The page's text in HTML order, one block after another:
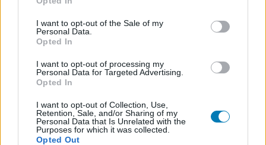
use your data for below specified purposes in below Google
consent section.
I want to opt-out of the Sale of my
Personal Data.
Opted In
I want to opt-out of processing my
Personal Data for Targeted Advertising.
Opted In
I want to opt-out of Collection, Use,
Retention, Sale, and/or Sharing of my
Personal Data that Is Unrelated with the
Purposes for which it was collected.
Opted Out
Lenyűgöző látványvilág
Rengeteg tartalom